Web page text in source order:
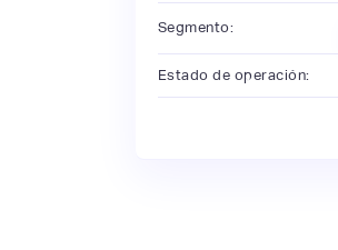
Segmento:
Estado de operación: